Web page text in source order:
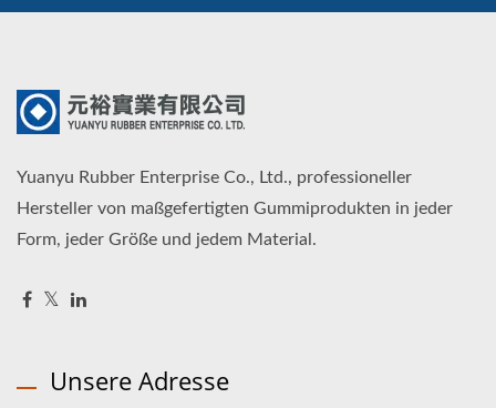
Yuanyu Rubber Enterprise Co., Ltd., professioneller
Hersteller von maßgefertigten Gummiprodukten in jeder
Form, jeder Größe und jedem Material.
Unsere Adresse